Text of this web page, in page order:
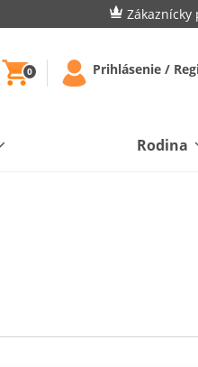
Zákaznícky
0 Prihlásenie /
Rodina